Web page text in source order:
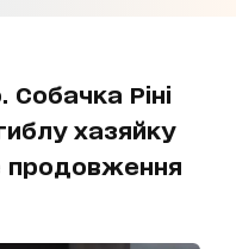
Собачка Ріні
хазяйку
продовження